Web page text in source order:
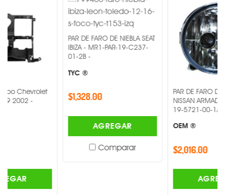
PAR DE FARO DE NIEBLA SEAT
IBIZA - MR1-PAR-19-C237-
01-2B -
$1,328.00
AGREGAR
Comparar
PAR DE FARO DE NIEBLA
NISSAN ARMADA - MR1-PAR-
19-5721-00-1A -
AGREGAR